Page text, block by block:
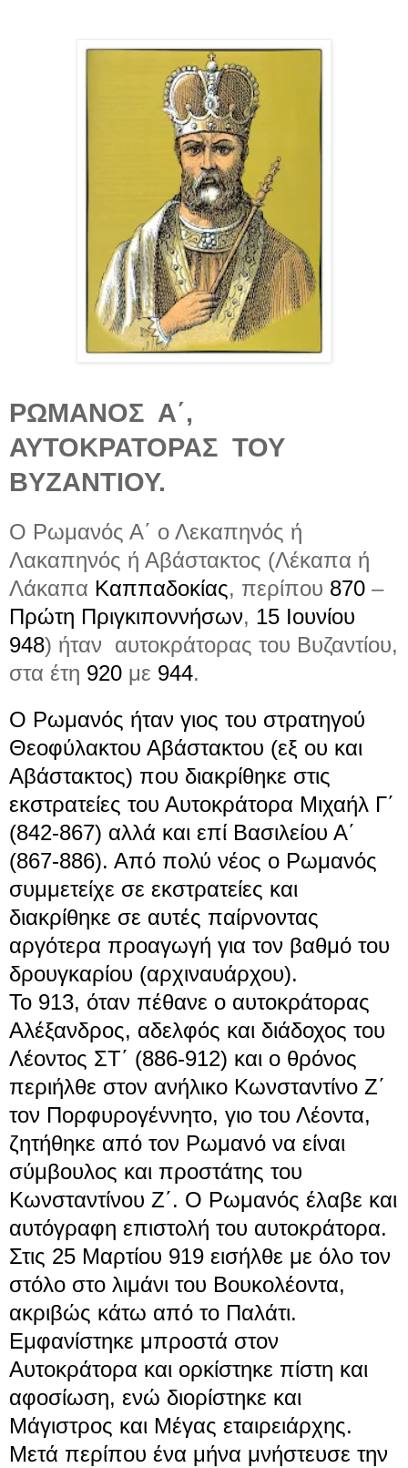
ΡΩΜΑΝΟΣ Α΄,
ΑΥΤΟΚΡΑΤΟΡΑΣ ΤΟΥ
ΒΥΖΑΝΤΙΟΥ.
Ο Ρωμανός Α΄ ο Λεκαπηνός ή
Λακαπηνός ή Αβάστακτος (Λέκαπα ή
Λάκαπα Καππαδοκίας, περίπου 870 –
Πρώτη Πριγκιποννήσων, 15 Ιουνίου
948) ήταν αυτοκράτορας του Βυζαντίου,
στα έτη 920 με 944.
Ο Ρωμανός ήταν γιος του στρατηγού
Θεοφύλακτου Αβάστακτου (εξ ου και
Αβάστακτος) που διακρίθηκε στις
εκστρατείες του Αυτοκράτορα Μιχαήλ Γ΄
(842-867) αλλά και επί Βασιλείου Α΄
(867-886). Από πολύ νέος ο Ρωμανός
συμμετείχε σε εκστρατείες και
διακρίθηκε σε αυτές παίρνοντας
αργότερα προαγωγή για τον βαθμό του
δρουγκαρίου (αρχιναυάρχου).
Το 913, όταν πέθανε ο αυτοκράτορας
Αλέξανδρος, αδελφός και διάδοχος του
Λέοντος ΣΤ΄ (886-912) και ο θρόνος
περιήλθε στον ανήλικο Κωνσταντίνο Ζ΄
τον Πορφυρογέννητο, γιο του Λέοντα,
ζητήθηκε από τον Ρωμανό να είναι
σύμβουλος και προστάτης του
Κωνσταντίνου Ζ΄. Ο Ρωμανός έλαβε και
αυτόγραφη επιστολή του αυτοκράτορα.
Στις 25 Μαρτίου 919 εισήλθε με όλο τον
στόλο στο λιμάνι του Βουκολέοντα,
ακριβώς κάτω από το Παλάτι.
Εμφανίστηκε μπροστά στον
Αυτοκράτορα και ορκίστηκε πίστη και
αφοσίωση, ενώ διορίστηκε και
Μάγιστρος και Μέγας εταιρειάρχης.
Μετά περίπου ένα μήνα μνήστευσε την